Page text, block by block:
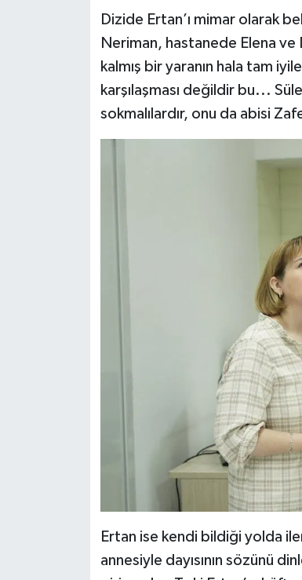
Dizide Ertan’ı mimar olarak
Neriman, hastanede Elena ve
kalmış bir yaranın hala tam
karşılaşması değildir bu...
sokmalılardır, onu da abisi
Ertan ise kendi bildiği yolda
annesiyle dayısının sözünü